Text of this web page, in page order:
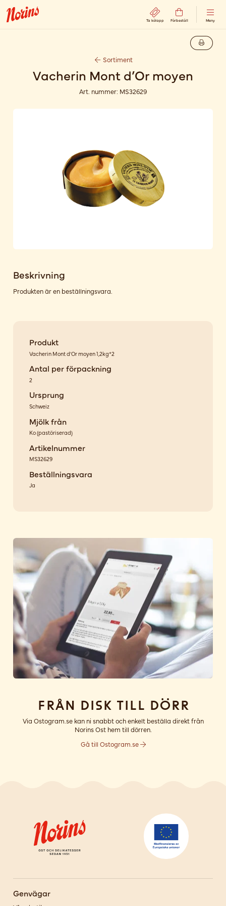
Ta kölapp Förbeställ Meny
Sortiment
Vacherin Mont d’Or moyen
Art. nummer: MS32629
Beskrivning
Produkten är en beställningsvara.
Produkt
Vacherin Mont d'Or moyen 1,2kg*2
Antal per förpackning
2
Ursprung
Schweiz
Mjölk från
Ko(pastöriserad)
Artikelnummer
MS32629
Beställningsvara
Ja
Från disk till dörr
Via Ostogram.se kan ni snabbt och enkelt beställa direkt från
Norins Ost hem till dörren.
Gå till Ostogram.se
Genvägar